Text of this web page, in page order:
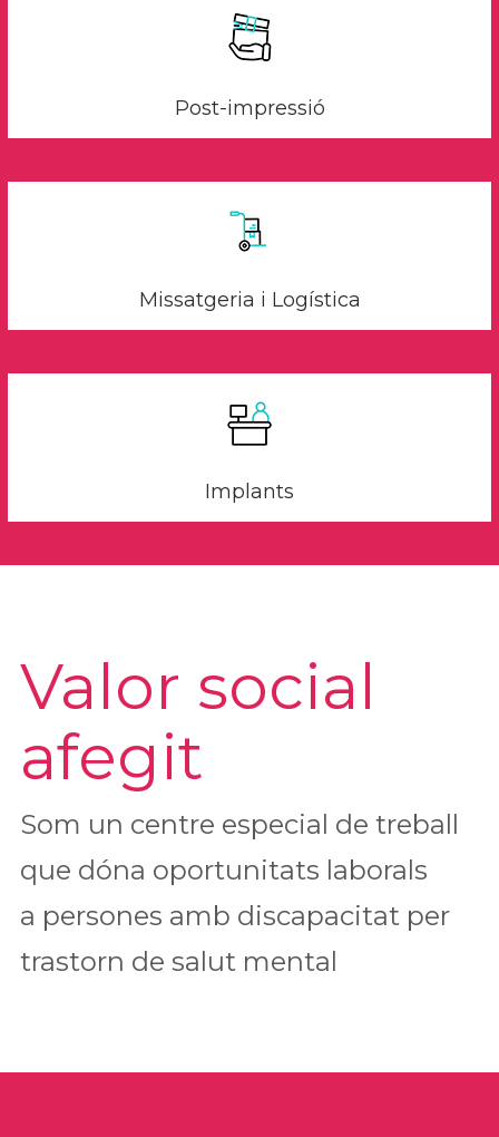
Post-impressió
Missatgeria i Logística
Implants
Valor social
afegit
Som un centre especial de treball
que dóna oportunitats laborals
a persones amb discapacitat per
trastorn de salut mental